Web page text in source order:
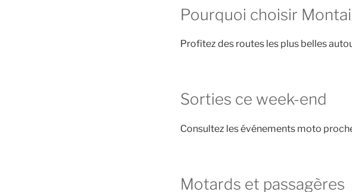
Pourquoi choisir
Profitez des routes les plus belles
Sorties ce week-end
Consultez les événements moto
Motards et passagères